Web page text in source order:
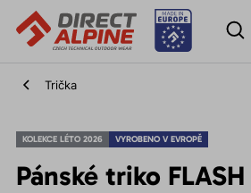
Trička
KOLEKCE LÉTO 2026 VYROBENO V EVROPĚ
Pánské triko